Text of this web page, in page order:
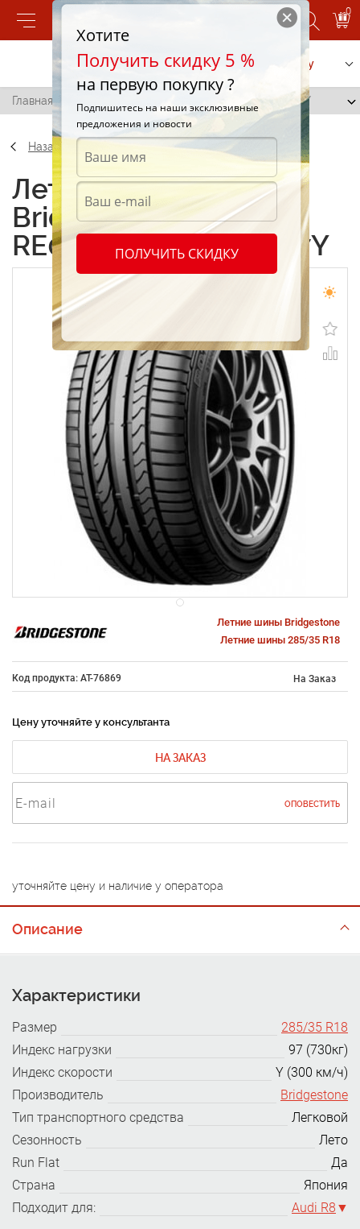
0
Позвонить Заказать услугу
Главная / Bridgestone Potenza RE050A 285/35 R18 97Y
Назад
Летние шины
Bridgestone Potenza
RE050A 285/35 R18 97Y
Летние шины Bridgestone
Летние шины 285/35 R18
Код продукта: AT-76869 На Заказ
Цену уточняйте у консультанта
НА ЗАКАЗ
ОПОВЕСТИТЬ
уточняйте цену и наличие у оператора
Описание
Характеристики
Размер
285/35 R18
Индекс нагрузки
97 (730кг)
Индекс скорости
Y (300 км/ч)
Производитель
Bridgestone
Тип транспортного средства
Легковой
Сезонность
Лето
Run Flat
Да
Страна
Япония
Подходит для:
Audi R8
Хотите
Получить скидку 5 %
на первую покупку ?
Подпишитесь на наши эксклюзивные
предложения и новости
ПОЛУЧИТЬ СКИДКУ